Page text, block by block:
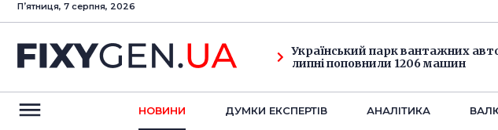
Пʼятниця, 7 серпня, 2026
Український парк вантажних
липні поповнили 1206 машин
НОВИНИ ДУМКИ ЕКСПЕРТIВ АНАЛIТИКА